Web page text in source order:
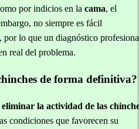
por indicios en la cama, el
no siempre es fácil
por lo que un diagnóstico
real del problema.
de forma definitiva?
eliminar la actividad de las
condiciones que favorecen su